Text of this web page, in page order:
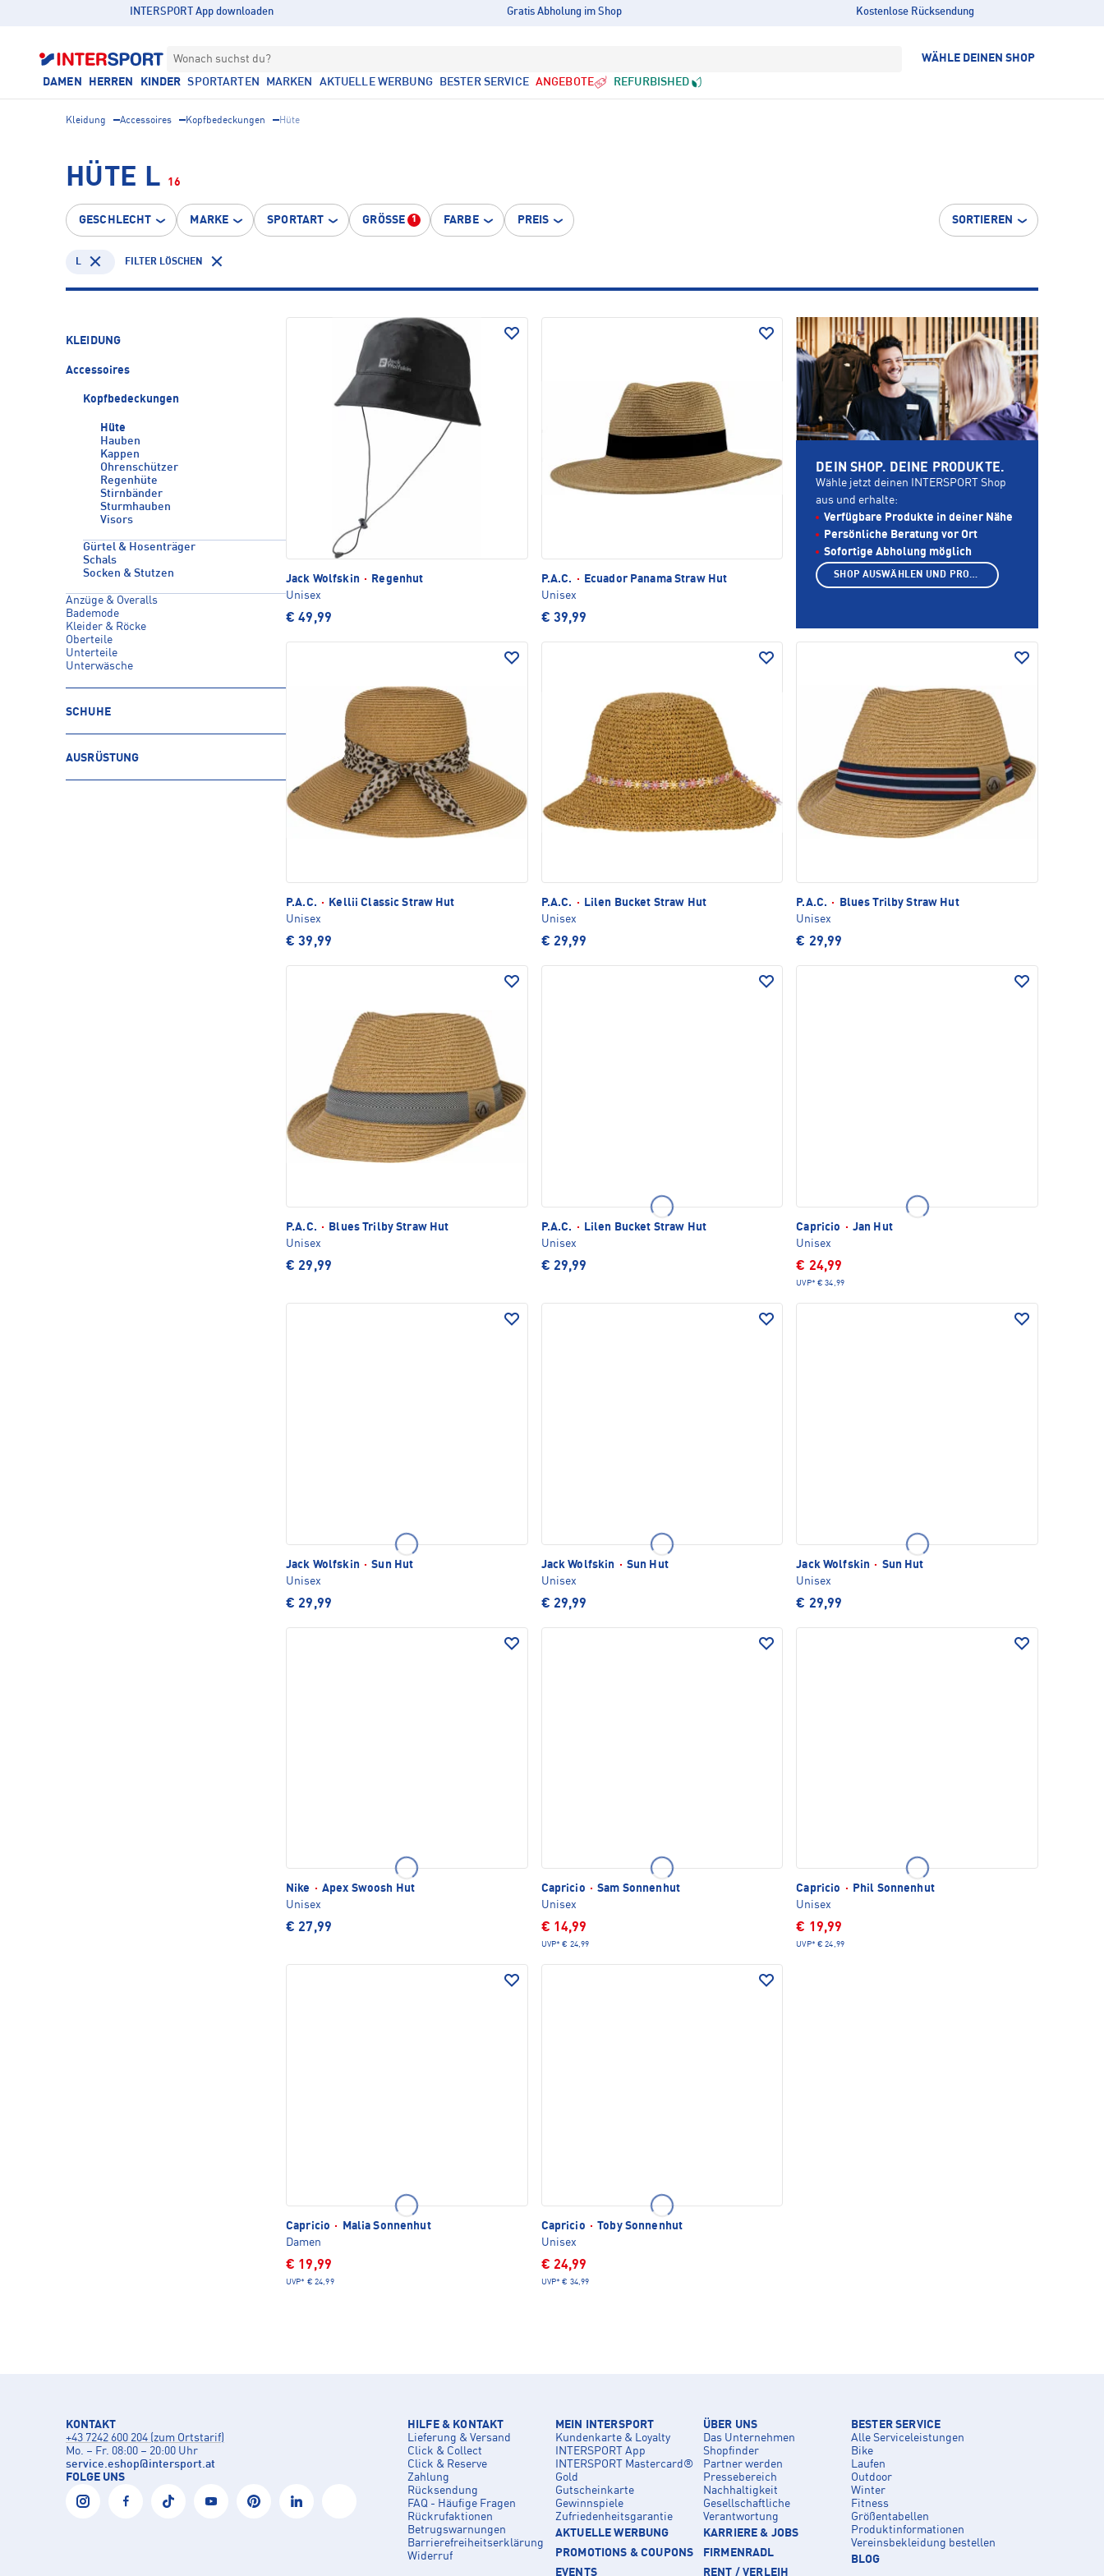
INTERSPORT App downloaden Gratis Abholung im Shop Kostenlose Rücksendung
Wonach suchst du? WÄHLE DEINEN SHOP
DAMEN HERREN KINDER SPORTARTEN MARKEN AKTUELLE WERBUNG BESTER SERVICE ANGEBOTE REFURBISHED
Kleidung Accessoires Kopfbedeckungen Hüte
HÜTE L 16
GESCHLECHT MARKE SPORTART GRÖSSE 1 FARBE PREIS SORTIEREN
L FILTER LÖSCHEN
KLEIDUNG
Accessoires
Kopfbedeckungen
Hüte
Hauben
Kappen
Ohrenschützer
Regenhüte
Stirnbänder
Sturmhauben
Visors
Gürtel & Hosenträger
Schals
Socken & Stutzen
Anzüge & Overalls
Bademode
Kleider & Röcke
Oberteile
Unterteile
Unterwäsche
SCHUHE
AUSRÜSTUNG
Jack Wolfskin ·
Regenhut
Unisex
€ 49,99
P.A.C. ·
Ecuador Panama Straw Hut
Unisex
€ 39,99
P.A.C. ·
Kellii Classic Straw Hut
Unisex
€ 39,99
P.A.C. ·
Lilen Bucket Straw Hut
Unisex
€ 29,99
P.A.C. ·
Blues Trilby Straw Hut
Unisex
€ 29,99
P.A.C. ·
Blues Trilby Straw Hut
Unisex
€ 29,99
P.A.C. ·
Lilen Bucket Straw Hut
Unisex
€ 29,99
Capricio · Jan Hut
Unisex
€ 24,99
UVP* € 34,99
Jack Wolfskin · Sun Hut
Unisex
€ 29,99
Jack Wolfskin · Sun Hut
Unisex
€ 29,99
Jack Wolfskin · Sun Hut
Unisex
€ 29,99
Nike · Apex Swoosh Hut
Unisex
€ 27,99
Capricio · Sam Sonnenhut
Unisex
€ 14,99
UVP* € 24,99
Capricio ·
Phil Sonnenhut
Unisex
€ 19,99
UVP* € 24,99
Capricio ·
Malia Sonnenhut
Damen
€ 19,99
UVP* € 24,99
Capricio · Toby Sonnenhut
Unisex
€ 24,99
UVP* € 34,99
DEIN SHOP. DEINE PRODUKTE.
Wähle jetzt deinen INTERSPORT Shop
aus und erhalte:
Verfügbare Produkte in deiner Nähe
Persönliche Beratung vor Ort
Sofortige Abholung möglich
SHOP AUSWÄHLEN UND PRODUKTE ANZEIGEN
KONTAKT
+43 7242 600 204 (zum Ortstarif)
Mo. – Fr. 08:00 – 20:00 Uhr
service.eshop@intersport.at
FOLGE UNS
HILFE & KONTAKT
Lieferung & Versand
Click & Collect
Click & Reserve
Zahlung
Rücksendung
FAQ - Häufige Fragen
Rückrufaktionen
Betrugswarnungen
Barrierefreiheitserklärung
Widerruf
MEIN INTERSPORT
Kundenkarte & Loyalty
INTERSPORT App
INTERSPORT Mastercard®
Gold
Gutscheinkarte
Gewinnspiele
Zufriedenheitsgarantie
AKTUELLE WERBUNG
PROMOTIONS & COUPONS
EVENTS
ÜBER UNS
Das Unternehmen
Shopfinder
Partner werden
Pressebereich
Nachhaltigkeit
Gesellschaftliche
Verantwortung
KARRIERE & JOBS
FIRMENRADL
RENT / VERLEIH
BESTER SERVICE
Alle Serviceleistungen
Bike
Laufen
Outdoor
Winter
Fitness
Größentabellen
Produktinformationen
Vereinsbekleidung bestellen
BLOG